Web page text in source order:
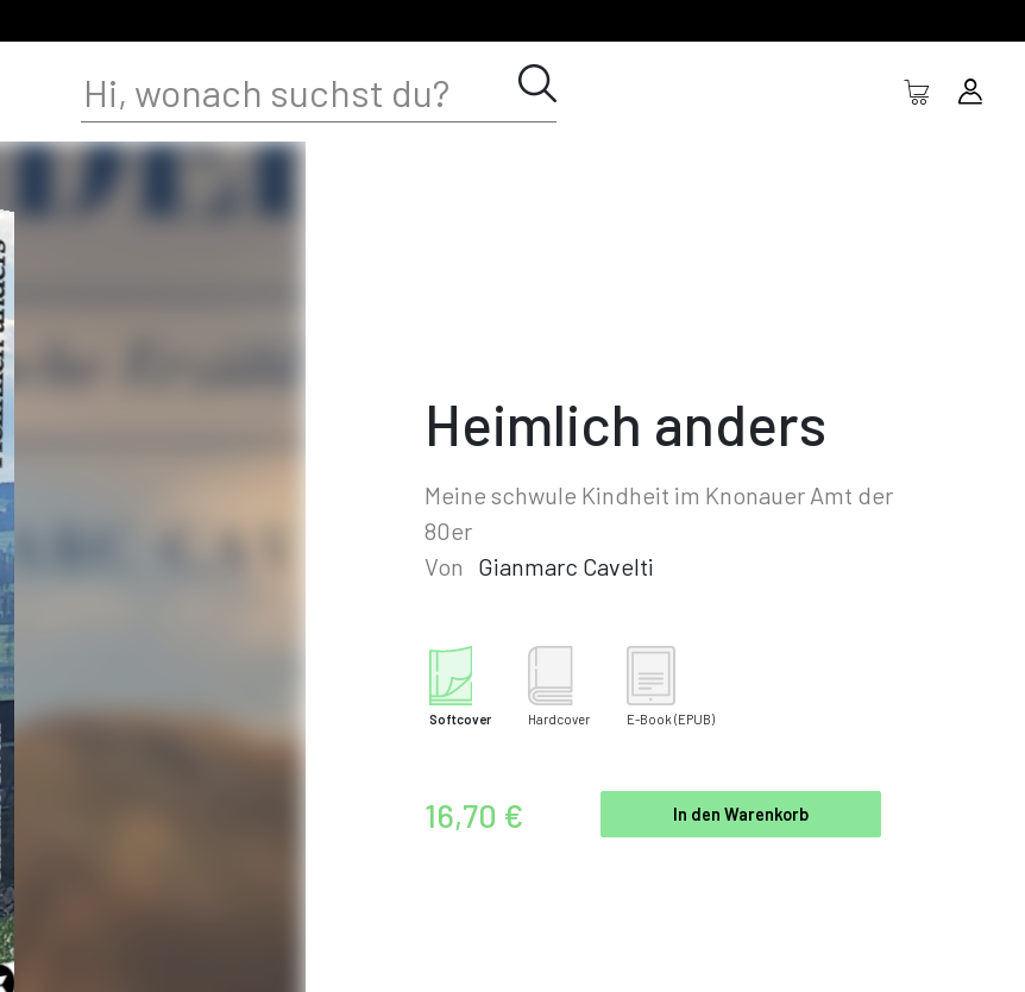
Heimlich anders
Meine schwule Kindheit im Knonauer Amt der
80er
Von
Gianmarc Cavelti
Softcover Hardcover E-Book (EPUB)
16,70 € In den Warenkorb